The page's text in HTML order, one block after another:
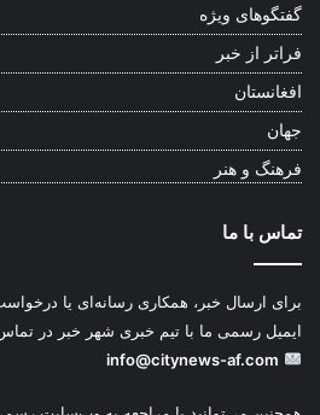
گفتگوهای ویژه
فراتر از خبر
افغانستان
جهان
فرهنگ و هنر
تماس با ما
برای ارسال خبر، همکاری رسانه‌ای یا
ایمیل رسمی ما با تیم خبری شهر خبر در
info@citynews-af.com